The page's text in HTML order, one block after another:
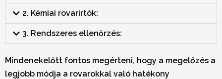
2. Kémiai rovarirtók:
3. Rendszeres ellenőrzés:
Mindenekelőtt fontos megérteni, hogy a megelőzés a
legjobb módja a rovarokkal való hatékony